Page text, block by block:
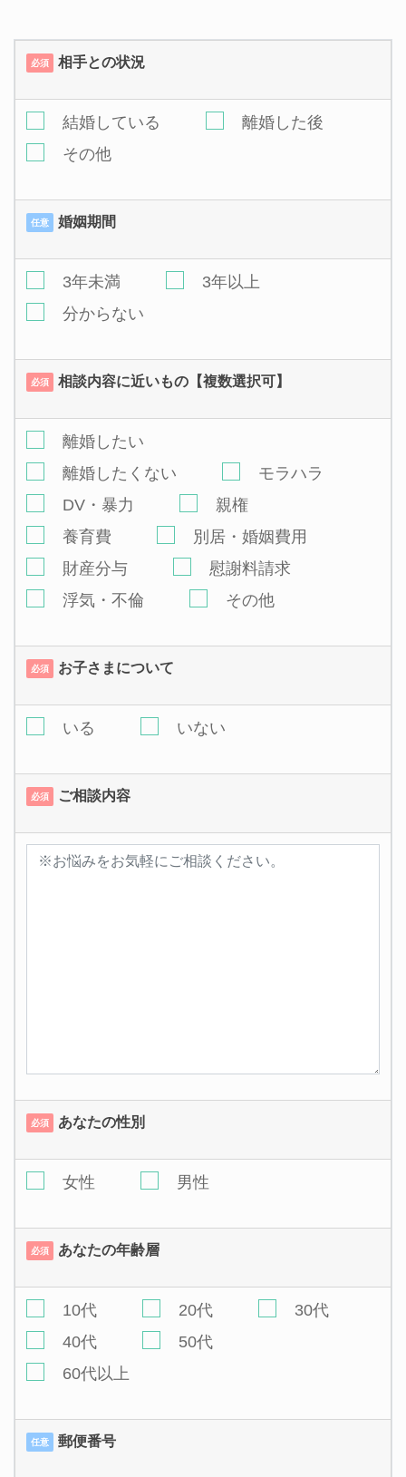
必須 相手との状況
結婚している
離婚した後
その他
任意 婚姻期間
3年未満
3年以上
分からない
必須 相談内容に近いもの【複数選択可】
離婚したい
離婚したくない
モラハラ
DV・暴力
親権
養育費
別居・婚姻費用
財産分与
慰謝料請求
浮気・不倫
その他
必須 お子さまについて
いる いない
必須 ご相談内容
必須 あなたの性別
女性 男性
必須 あなたの年齢層
10代 20代
30代
40代
50代
60代以上
任意 郵便番号